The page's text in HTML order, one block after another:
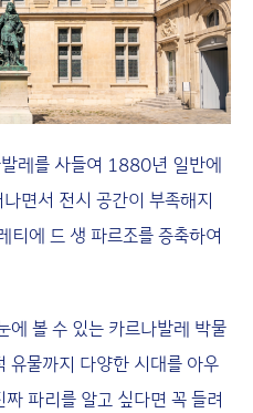
레를 사들여 1880년 일반에
면서 전시 공간이 부족해지
에 드 생 파르조를 증축하여
에 볼 수 있는 카르나발레 박물
유물까지 다양한 시대를 아우
파리를 알고 싶다면 꼭 들려